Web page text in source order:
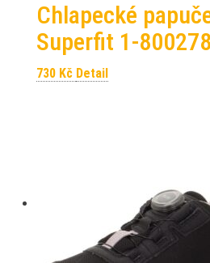
Chlapecké
Superfit 1-
730 Kč Detail